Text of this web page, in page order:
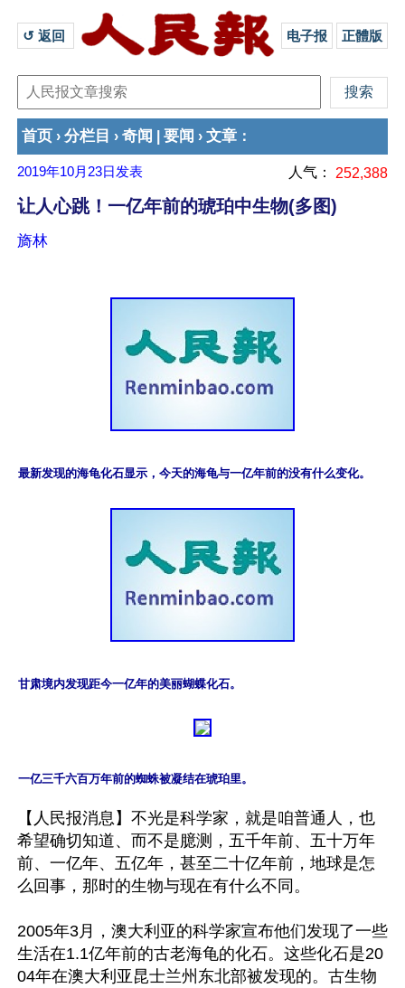
↺ 返回 电子报 正體版
首页 › 分栏目 › 奇闻 要闻 › 文章 ：
2019年10月23日 发表 人气： 252,388
让人心跳！一亿年前的琥珀中生物(多图)
旖林
最新发现的海龟化石显示，今天的海龟与一亿年前的没有什么变化。
甘肃境内发现距今一亿年的美丽蝴蝶化石。
一亿三千六百万年前的蜘蛛被凝结在琥珀里。
【人民报消息】不光是科学家，就是咱普通人，也
希望确切知道、而不是臆测，五千年前、五十万年
前、一亿年、五亿年，甚至二十亿年前，地球是怎
么回事，那时的生物与现在有什么不同。
2005年3月，澳大利亚的科学家宣布他们发现了一些
生活在1.1亿年前的古老海龟的化石。这些化石是20
04年在澳大利亚昆士兰州东北部被发现的。古生物